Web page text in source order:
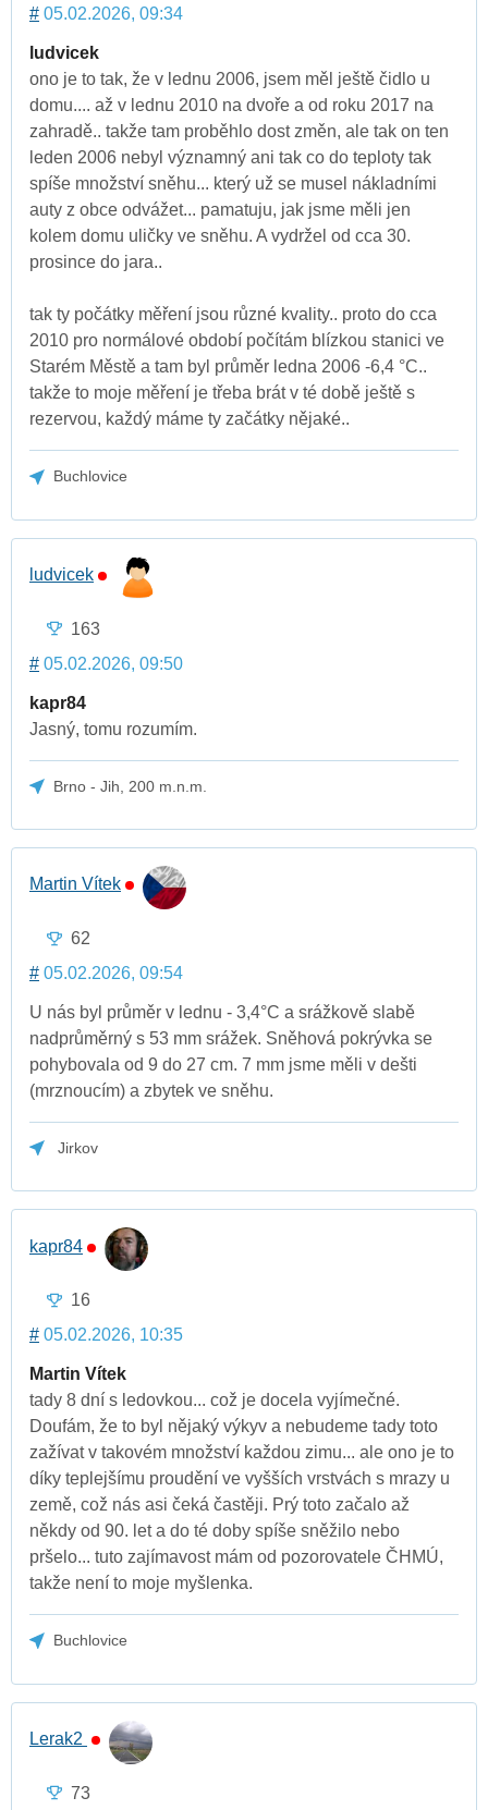
# 05.02.2026, 09:34
ludvicek
ono je to tak, že v lednu 2006, jsem měl ještě čidlo u
domu.... až v lednu 2010 na dvoře a od roku 2017 na
zahradě.. takže tam proběhlo dost změn, ale tak on ten
leden 2006 nebyl významný ani tak co do teploty tak
spíše množství sněhu... který už se musel nákladními
auty z obce odvážet... pamatuju, jak jsme měli jen
kolem domu uličky ve sněhu. A vydržel od cca 30.
prosince do jara..
tak ty počátky měření jsou různé kvality.. proto do cca
2010 pro normálové období počítám blízkou stanici ve
Starém Městě a tam byl průměr ledna 2006 -6,4 °C..
takže to moje měření je třeba brát v té době ještě s
rezervou, každý máme ty začátky nějaké..
Buchlovice
ludvicek
163
# 05.02.2026, 09:50
kapr84
Jasný, tomu rozumím.
Brno - Jih, 200 m.n.m.
Martin Vítek
62
# 05.02.2026, 09:54
U nás byl průměr v lednu - 3,4°C a srážkově slabě
nadprůměrný s 53 mm srážek. Sněhová pokrývka se
pohybovala od 9 do 27 cm. 7 mm jsme měli v dešti
(mrznoucím) a zbytek ve sněhu.
Jirkov
kapr84
16
# 05.02.2026, 10:35
Martin Vítek
tady 8 dní s ledovkou... což je docela vyjímečné.
Doufám, že to byl nějaký výkyv a nebudeme tady toto
zažívat v takovém množství každou zimu... ale ono je to
díky teplejšímu proudění ve vyšších vrstvách s mrazy u
země, což nás asi čeká častěji. Prý toto začalo až
někdy od 90. let a do té doby spíše sněžilo nebo
pršelo... tuto zajímavost mám od pozorovatele ČHMÚ,
takže není to moje myšlenka.
Buchlovice
Lerak2
73